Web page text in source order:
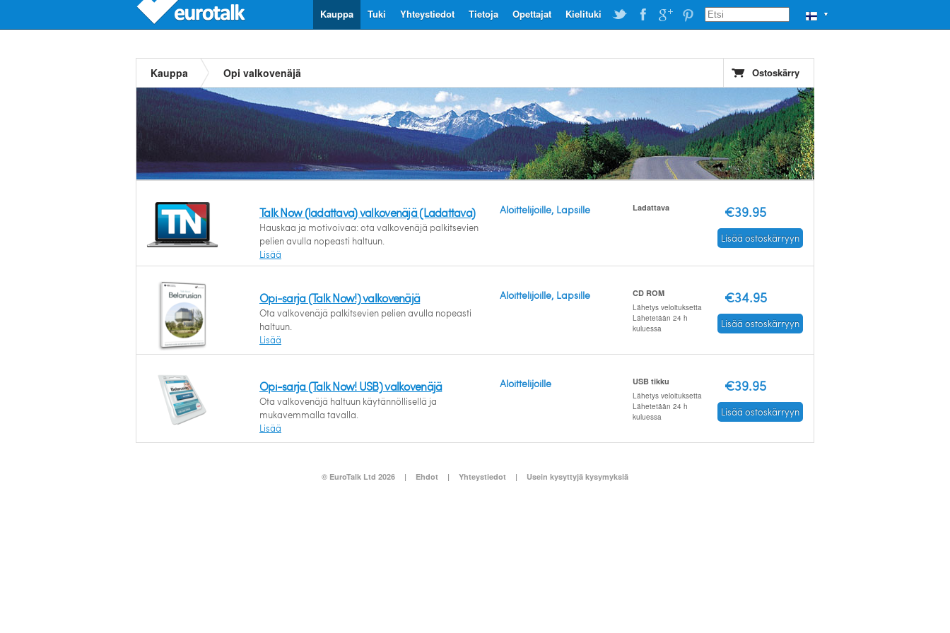
▼
Kielituki
Opettajat
Tietoja
Yhteystiedot
Tuki
Kauppa
Kauppa Opi valkovenäjä Ostoskärry
Talk Now (ladattava) valkovenäjä (Ladattava)
Hauskaa ja motivoivaa: ota valkovenäjä palkitsevien
pelien avulla nopeasti haltuun.
Lisää
Aloittelijoille, Lapsille Ladattava €39.95
Lisää ostoskärryyn
Opi-sarja (Talk Now!) valkovenäjä
Ota valkovenäjä palkitsevien pelien avulla nopeasti
haltuun.
Lisää
Aloittelijoille, Lapsille CD ROM
Lähetys veloituksetta
Lähetetään 24 h
kuluessa
€34.95
Lisää ostoskärryyn
Opi-sarja (Talk Now! USB) valkovenäjä
Ota valkovenäjä haltuun käytännöllisellä ja
mukavemmalla tavalla.
Lisää
Aloittelijoille USB tikku
Lähetys veloituksetta
Lähetetään 24 h
kuluessa
€39.95
Lisää ostoskärryyn
© EuroTalk Ltd 2026 | Ehdot | Yhteystiedot | Usein kysyttyjä kysymyksiä